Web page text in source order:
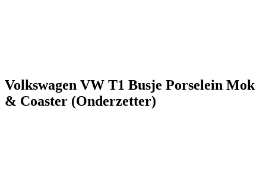
Volkswagen VW T1 Busje Porselein Mok
& Coaster (Onderzetter)